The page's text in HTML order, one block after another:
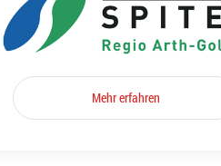
Mehr erfahren